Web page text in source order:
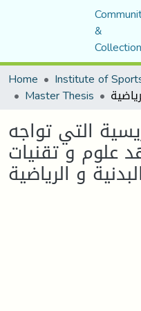
&
Home
Master Thesis
التي تواجه
علوم و تقنيات
و الرياضية